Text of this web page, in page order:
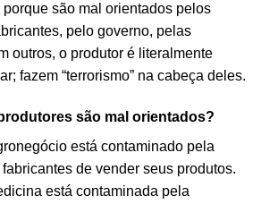
são mal orientados pelos
pelo governo, pelas
outros, o produtor é literalmente
fazem “terrorismo” na cabeça deles.
são mal orientados?
está contaminado pela
de vender seus produtos.
está contaminada pela